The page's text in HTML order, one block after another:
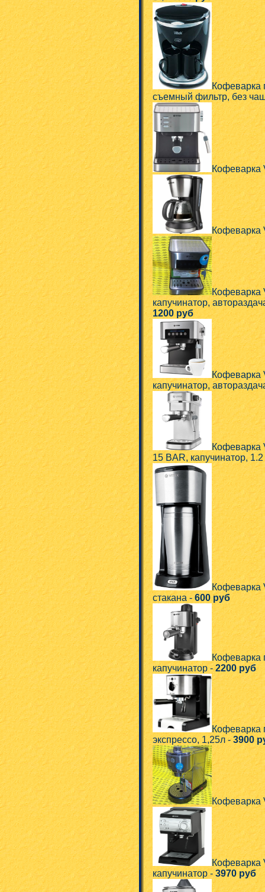
Кофеварка
съемный фильтр, без
Кофеварка
Кофеварка
Кофеварка
капучинатор,
1200 руб
Кофеварка
капучинатор,
Кофеварка
15 BAR, капучинатор,
Кофеварка
стакана -600 руб
Кофеварка
капучинатор -2200 руб
Кофеварка
экспрессо, 1,25л -3900
Кофеварка
Кофеварка
капучинатор -3970 руб